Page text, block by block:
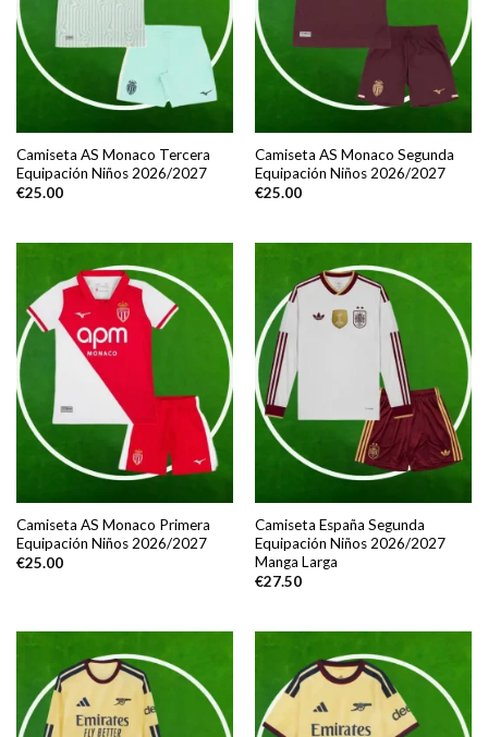
Camiseta AS Monaco Tercera
Equipación Niños 2026/2027
€25.00
Camiseta AS Monaco Segunda
Equipación Niños 2026/2027
€25.00
Camiseta AS Monaco Primera
Equipación Niños 2026/2027
€25.00
Camiseta España Segunda
Equipación Niños 2026/2027
Manga Larga
€27.50